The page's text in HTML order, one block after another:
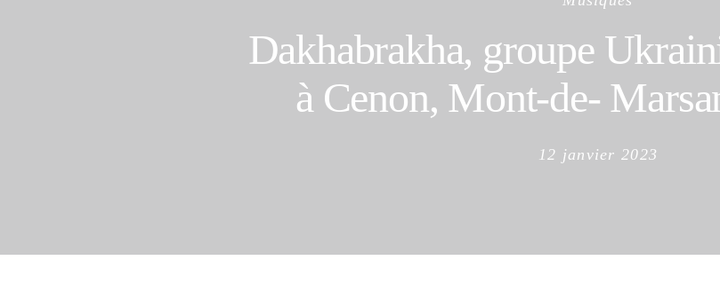
Dakhabrakha, groupe
à Cenon, Mont-de-
Posted
12 janvier 2023